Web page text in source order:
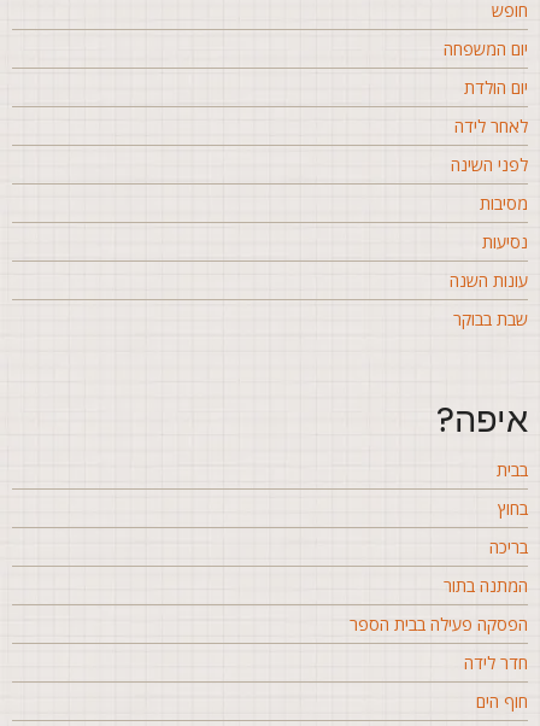
המשפחה
הולדת
לידה
השינה
השנה
בבוקר
בתור
פעילה בבית הספר
לידה
הים